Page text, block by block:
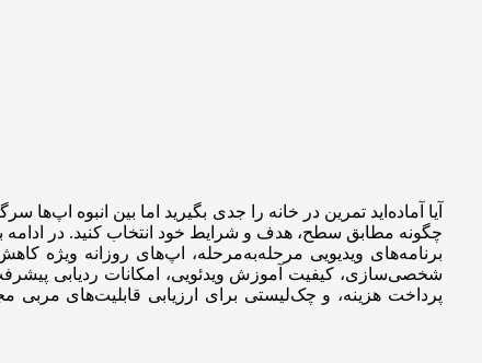
آیا آماده‌اید تمرین در خانه را جدی بگیرید اما بین انبوه اپ‌ها
چگونه مطابق سطح، هدف و شرایط خود انتخاب کنید. در ادامه
برنامه‌های ویدیویی مرحله‌به‌مرحله، اپ‌های روزانه ویژه
شخصی‌سازی، کیفیت آموزش ویدئویی، امکانات ردیابی
پرداخت هزینه، و چک‌لیستی برای ارزیابی قابلیت‌های مربی